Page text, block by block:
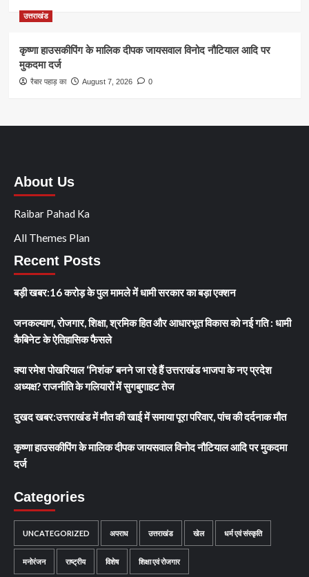
उत्तराखंड
कृष्णा हाउसकीपिंग के मालिक दीपक जायसवाल विनोद नौटियाल आदि पर
मुकदमा दर्ज
रैबार पहाड़ का August 7, 2026 0
About Us
Raibar Pahad Ka
All Themes Plan
Recent Posts
बड़ी खबर:16 करोड़ के पुल मामले में धामी सरकार का बड़ा एक्शन
जनकल्याण, रोजगार, शिक्षा, श्रमिक हित और आधारभूत विकास को नई गति : धामी
कैबिनेट के ऐतिहासिक फैसले
क्या रमेश पोखरियाल ‘निशंक’ बनने जा रहे हैं उत्तराखंड भाजपा के नए प्रदेश
अध्यक्ष? राजनीति के गलियारों में सुगबुगाहट तेज
दुखद खबर:उत्तराखंड में मौत की खाई में समाया पूरा परिवार, पांच की दर्दनाक मौत
कृष्णा हाउसकीपिंग के मालिक दीपक जायसवाल विनोद नौटियाल आदि पर मुकदमा
दर्ज
Categories
UNCATEGORIZED अपराध उत्तराखंड खेल धर्म एवं संस्कृति
मनोरंजन राष्ट्रीय विशेष शिक्षा एवं रोजगार